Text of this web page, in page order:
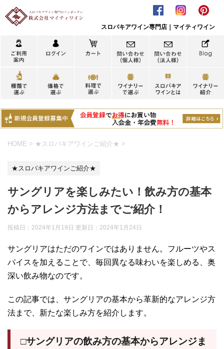
スロバキアワイン専門店｜マイティワイン
HOME > ★スロバキアワインご紹介★ >
★スロバキアワインご紹介★
サングリアを楽しみたい！飲み方の基本
からアレンジ方法までご紹介！
投稿日：2024年1月19日 更新日： 2024年1月24日
サングリアはただのワインではありません。フルーツやス
パイスを加えることで、毎回異なる味わいを楽しめる、奥
深い飲み物なのです。
この記事では、サングリアの基本から革新的なアレンジ方
法まで、新たな楽しみ方を紹介します。
□サングリアの飲み方の基本からアレンジま